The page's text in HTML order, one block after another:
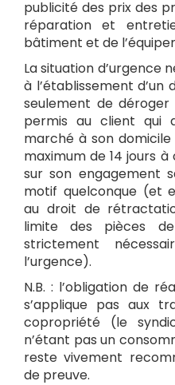
publicité des prix des
réparation et
bâtiment et de
La situation d’urgence
à l’établissement d’un
seulement de
permis au client qui
marché à son
maximum de 14 jours
sur son engagement
motif quelconque (et
au droit de
limite des pièces
strictement
l’urgence).
N.B. : l’obligation de
s’applique pas aux
copropriété (le
n’étant pas un
reste vivement
de preuve.